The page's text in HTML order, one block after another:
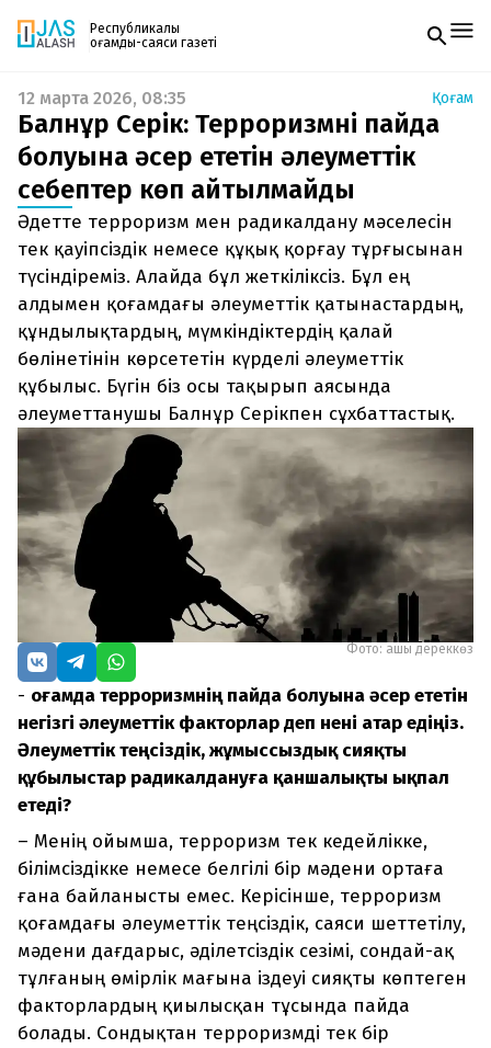
Республикалық
қоғамдық-саяси газеті
Жаңалықтар
Спорт
Live
Руханият
Аймақ
Архив
Заң және тәртіп
Редакциямен байланыс
+7 708 604 51 06
Жарнама бөлімі
+7 701 220 64 52
Пошта
zhasalash100@gmail.com
Газетке жазылу
PDF форматтағы газетті ай сайын электронды
поштаңызға алып отырыңыз. Жаңа нөмір
шыққан сәтте сізге бірден жіберіледі. Тек email
енгізіңіз, біз қалғанын өзіміз жібереміз.
12 марта 2026, 08:35 Қоғам
Балнұр Серік: Терроризмнің пайда
болуына әсер ететін әлеуметтік
себептер көп айтылмайды
Әдетте терроризм мен радикалдану мәселесін
тек қауіпсіздік немесе құқық қорғау тұрғысынан
түсіндіреміз. Алайда бұл жеткіліксіз. Бұл ең
алдымен қоғамдағы әлеуметтік қатынастардың,
құндылықтардың, мүмкіндіктердің қалай
бөлінетінін көрсететін күрделі әлеуметтік
құбылыс. Бүгін біз осы тақырып аясында
әлеуметтанушы Балнұр Серікпен сұхбаттастық.
Фото: ашық дереккөз
- Қоғамда терроризмнің пайда болуына әсер ететін
негізгі әлеуметтік факторлар деп нені атар едіңіз.
Әлеуметтік теңсіздік, жұмыссыздық сияқты
құбылыстар радикалдануға қаншалықты ықпал
етеді?
– Менің ойымша, терроризм тек кедейлікке,
білімсіздікке немесе белгілі бір мәдени ортаға
ғана байланысты емес. Керісінше, терроризм
қоғамдағы әлеуметтік теңсіздік, саяси шеттетілу,
мәдени дағдарыс, әділетсіздік сезімі, сондай-ақ
тұлғаның өмірлік мағына іздеуі сияқты көптеген
факторлардың қиылысқан тұсында пайда
болады. Сондықтан терроризмді тек бір